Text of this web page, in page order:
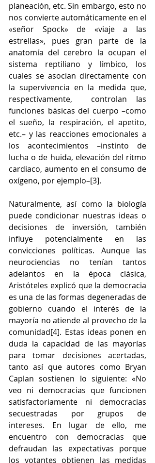
planeación, etc. Sin embargo, esto no
nos convierte automáticamente en el
«señor Spock» de «viaje a las
estrellas», pues gran parte de la
anatomía del cerebro la ocupan el
sistema reptiliano y límbico, los
cuales se asocian directamente con
la supervivencia en la medida que,
respectivamente,  controlan las
funciones básicas del cuerpo –como
el sueño, la respiración, el apetito,
etc.– y las reacciones emocionales a
los acontecimientos –instinto de
lucha o de huida, elevación del ritmo
cardiaco, aumento en el consumo de
oxígeno, por ejemplo–[3].
Naturalmente, así como la biología
puede condicionar nuestras ideas o
decisiones de inversión, también
influye potencialmente en las
convicciones políticas. Aunque las
neurociencias no tenían tantos
adelantos en la época clásica,
Aristóteles explicó que la democracia
es una de las formas degeneradas de
gobierno cuando el interés de la
mayoría no atiende al provecho de la
comunidad[4]. Estas ideas ponen en
duda la capacidad de las mayorías
para tomar decisiones acertadas,
tanto así que autores como Bryan
Caplan sostienen lo siguiente: «No
veo ni democracias que funcionen
satisfactoriamente ni democracias
secuestradas por grupos de
intereses. En lugar de ello, me
encuentro con democracias que
defraudan las expectativas porque
los votantes obtienen las medidas